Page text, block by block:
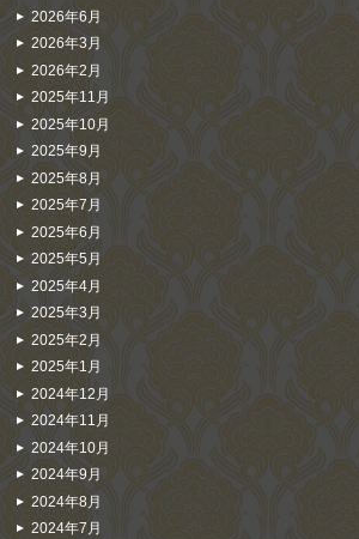
2026年6月
2026年3月
2026年2月
2025年11月
2025年10月
2025年9月
2025年8月
2025年7月
2025年6月
2025年5月
2025年4月
2025年3月
2025年2月
2025年1月
2024年12月
2024年11月
2024年10月
2024年9月
2024年8月
2024年7月